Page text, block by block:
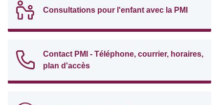
Consultations pour l'enfant avec la PMI
Contact PMI - Téléphone, courrier, horaires,
plan d'accès